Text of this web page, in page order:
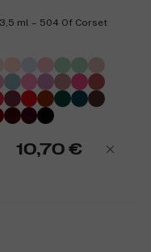
ml – 504 Of Corset
10,70 €